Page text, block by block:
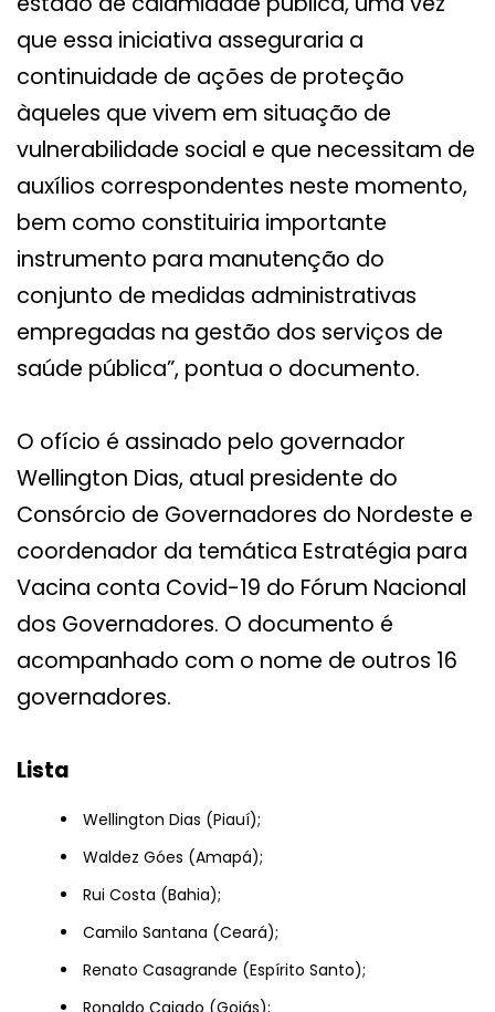
que essa iniciativa asseguraria a
continuidade de ações de proteção
àqueles que vivem em situação de
vulnerabilidade social e que necessitam de
auxílios correspondentes neste momento,
bem como constituiria importante
instrumento para manutenção do
conjunto de medidas administrativas
empregadas na gestão dos serviços de
saúde pública”, pontua o documento.
O ofício é assinado pelo governador
Wellington Dias, atual presidente do
Consórcio de Governadores do Nordeste e
coordenador da temática Estratégia para
Vacina conta Covid-19 do Fórum Nacional
dos Governadores. O documento é
acompanhado com o nome de outros 16
governadores.
Lista
Wellington Dias (Piauí);
Waldez Góes (Amapá);
Rui Costa (Bahia);
Camilo Santana (Ceará);
Renato Casagrande (Espírito Santo);